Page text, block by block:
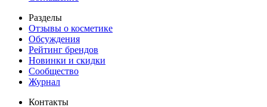
Разделы
Отзывы о косметике
Обсуждения
Рейтинг брендов
Новинки и скидки
Сообщество
Журнал
Контакты